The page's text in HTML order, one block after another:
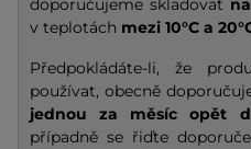
doporučujeme skladovat
v teplotách mezi 10°C a
Předpokládáte-li, že
používat, obecně
jednou za měsíc opět
případně se řiďte